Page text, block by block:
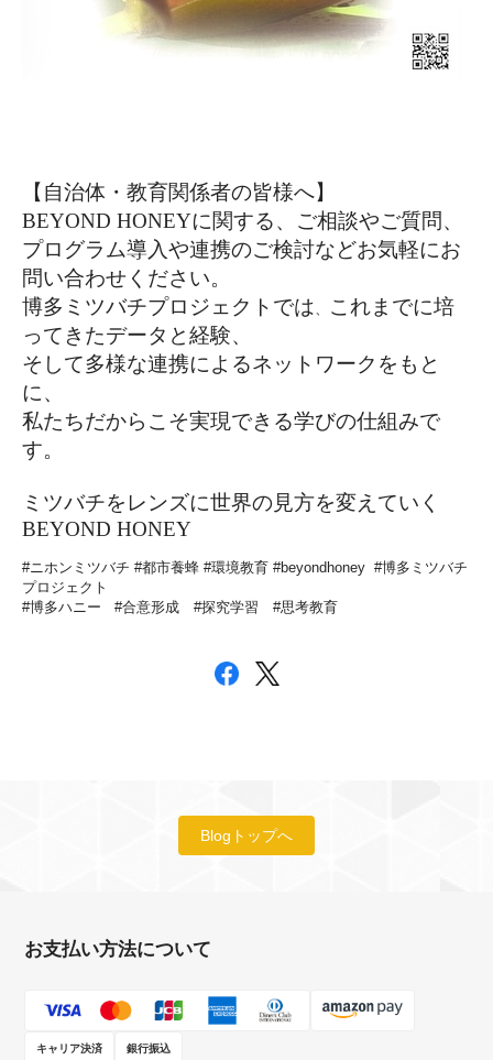
【自治体・教育関係者の皆様へ】
BEYOND HONEYに関する、ご相談やご質問、
プログラム導入や連携のご検討などお気軽にお
問い合わせください。
博多ミツバチプロジェクトでは
これまでに培
ってきたデータと経験、
そして多様な連携によるネットワークをもと
に、
私たちだからこそ実現できる学びの仕組みで
す。
ミツバチをレンズに世界の見方を変えていく
BEYOND HONEY
#ニホンミツバチ #都市養蜂 #環境教育 #beyondhoney #博多ミツバチ
プロジェクト
#博多ハニー
#合意形成 #探究学習 #思考教育
Blogトップへ
お支払い方法について
キャリア決済 銀行振込